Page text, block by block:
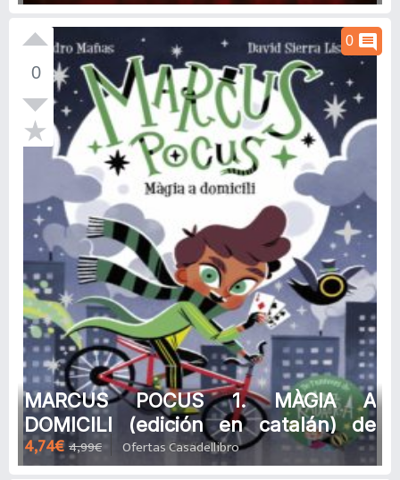
0
0 comment
MARCUS POCUS 1. MÀGIA A
DOMICILI (edición en catalán) de
PEDRO MAÑAS
4,74€ 4,99€ Ofertas Casadellibro